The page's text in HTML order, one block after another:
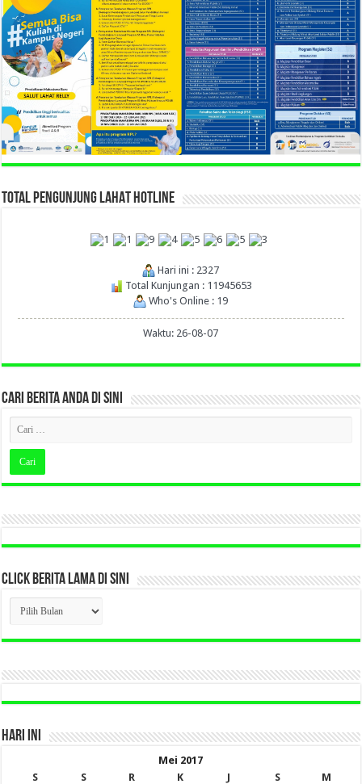
TOTAL PENGUNJUNG LAHAT HOTLINE
Hari ini : 2327
Total Kunjungan : 11945653
Who's Online : 19
Waktu: 26-08-07
CARI BERITA ANDA DI SINI
CLICK BERITA LAMA DI SINI
CLICK
BERITA
LAMA
DI
HARI INI
Mei 2017
S
S R K J S
M